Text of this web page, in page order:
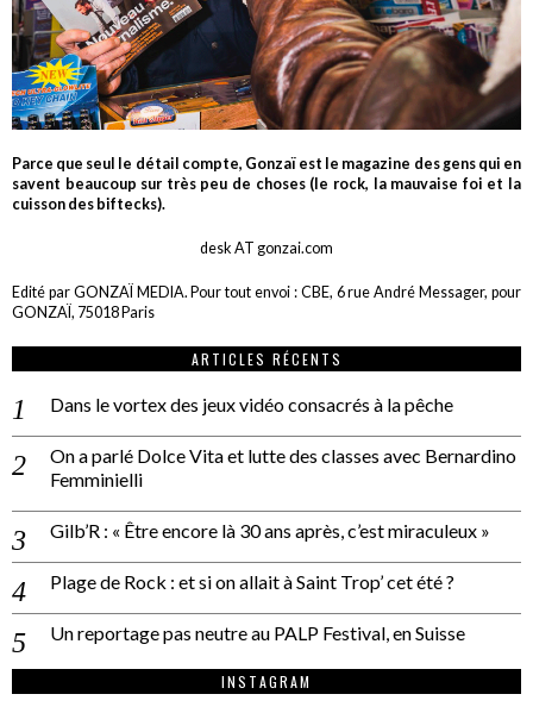
Parce que seul le détail compte, Gonzaï est le magazine des gens qui en
savent beaucoup sur très peu de choses (le rock, la mauvaise foi et la
cuisson des biftecks).
desk AT gonzai.com
Edité par GONZAÏ MEDIA. Pour tout envoi : CBE, 6 rue André Messager, pour
GONZAÏ, 75018 Paris
ARTICLES RÉCENTS
Dans le vortex des jeux vidéo consacrés à la pêche
On a parlé Dolce Vita et lutte des classes avec Bernardino
Femminielli
Gilb’R : « Être encore là 30 ans après, c’est miraculeux »
Plage de Rock : et si on allait à Saint Trop’ cet été ?
Un reportage pas neutre au PALP Festival, en Suisse
INSTAGRAM